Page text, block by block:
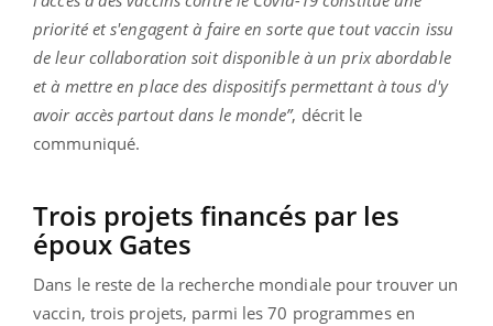
priorité et s'engagent à faire en sorte que tout vaccin issu
de leur collaboration soit disponible à un prix abordable
et à mettre en place des dispositifs permettant à tous d'y
avoir accès partout dans le monde”, décrit le
communiqué.
Trois projets financés par les
époux Gates
Dans le reste de la recherche mondiale pour trouver un
vaccin, trois projets, parmi les 70 programmes en